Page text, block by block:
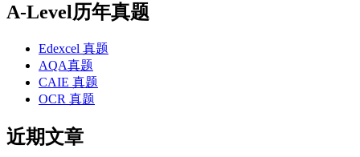
A-Level历年真题
Edexcel 真题
AQA真题
CAIE 真题
OCR 真题
近期文章